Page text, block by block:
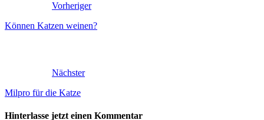
Vorheriger
Können Katzen weinen?
Nächster
Milpro für die Katze
Hinterlasse jetzt einen Kommentar